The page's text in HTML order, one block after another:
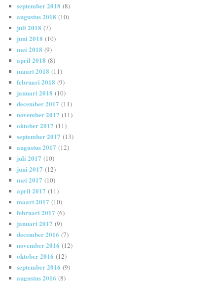
september 2018 (8)
augustus 2018 (10)
juli 2018 (7)
juni 2018 (10)
mei 2018 (9)
april 2018 (8)
maart 2018 (11)
februari 2018 (9)
januari 2018 (10)
december 2017 (11)
november 2017 (11)
oktober 2017 (11)
september 2017 (13)
augustus 2017 (12)
juli 2017 (10)
juni 2017 (12)
mei 2017 (10)
april 2017 (11)
maart 2017 (10)
februari 2017 (6)
januari 2017 (9)
december 2016 (7)
november 2016 (12)
oktober 2016 (12)
september 2016 (9)
augustus 2016 (8)